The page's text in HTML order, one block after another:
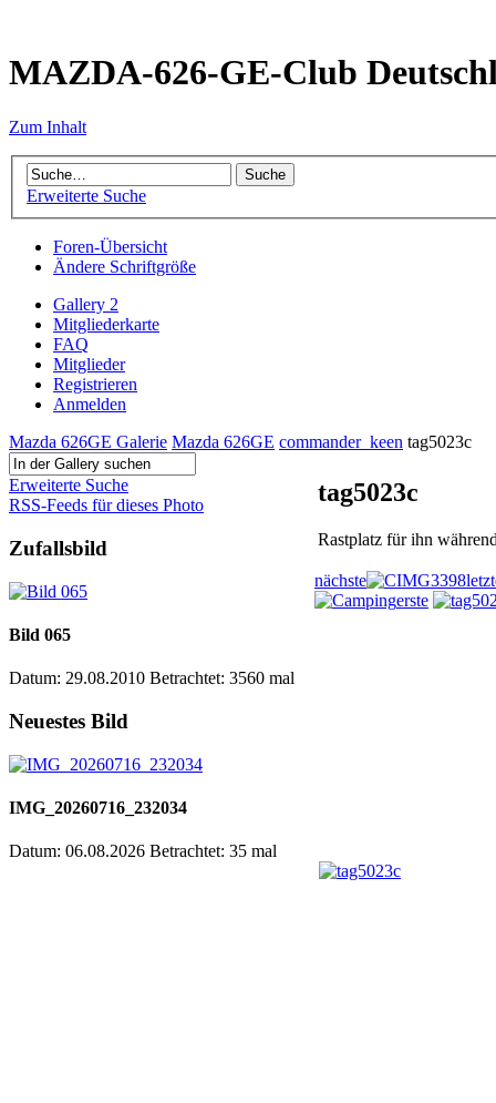
MAZDA-626-GE-Club
Zum Inhalt
Erweiterte Suche
Foren-Übersicht
Ändere Schriftgröße
Gallery 2
Mitgliederkarte
FAQ
Mitglieder
Registrieren
Anmelden
Mazda 626GE Galerie Mazda 626GE commander_keen tag5023c
Erweiterte Suche
RSS-Feeds für dieses Photo
Zufallsbild
Bild 065
Datum: 29.08.2010 Betrachtet: 3560 mal
Neuestes Bild
IMG_20260716_232034
Datum: 06.08.2026 Betrachtet: 35 mal
tag5023c
Rastplatz für ihn
nächste
erste